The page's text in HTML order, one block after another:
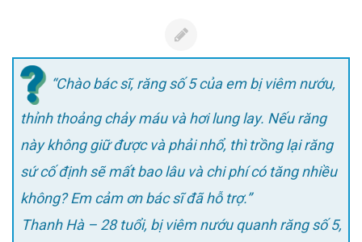
“Chào bác sĩ, răng số 5 của em bị viêm nướu,
thỉnh thoảng chảy máu và hơi lung lay. Nếu răng
này không giữ được và phải nhổ, thì trồng lại răng
sứ cố định sẽ mất bao lâu và chi phí có tăng nhiều
không? Em cảm ơn bác sĩ đã hỗ trợ.”
Thanh Hà – 28 tuổi, bị viêm nướu quanh răng số 5,